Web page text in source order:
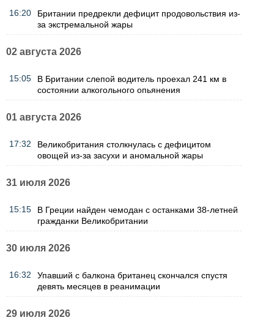
16:20
Британии предрекли дефицит продовольствия из-
за экстремальной жары
02 августа 2026
15:05
В Британии слепой водитель проехал 241 км в
состоянии алкогольного опьянения
01 августа 2026
17:32
Великобритания столкнулась с дефицитом
овощей из-за засухи и аномальной жары
31 июля 2026
15:15
В Греции найден чемодан с останками 38-летней
гражданки Великобритании
30 июля 2026
16:32
Упавший с балкона британец скончался спустя
девять месяцев в реанимации
29 июля 2026